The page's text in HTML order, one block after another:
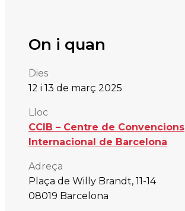
On i quan
Dies
12 i 13 de març 2025
Lloc
CCIB – Centre de Convencions
Internacional de Barcelona
Adreça
Plaça de Willy Brandt, 11-14
08019 Barcelona